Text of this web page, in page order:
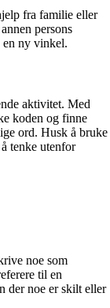
fra familie eller
persons
en ny vinkel.
aktivitet. Med
koden og finne
ord. Husk å bruke
tenke utenfor
noe som
til en
der noe er skilt eller